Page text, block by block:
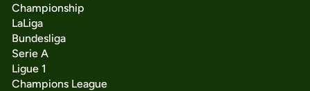
Championship
LaLiga
Bundesliga
Serie A
Ligue 1
Champions League